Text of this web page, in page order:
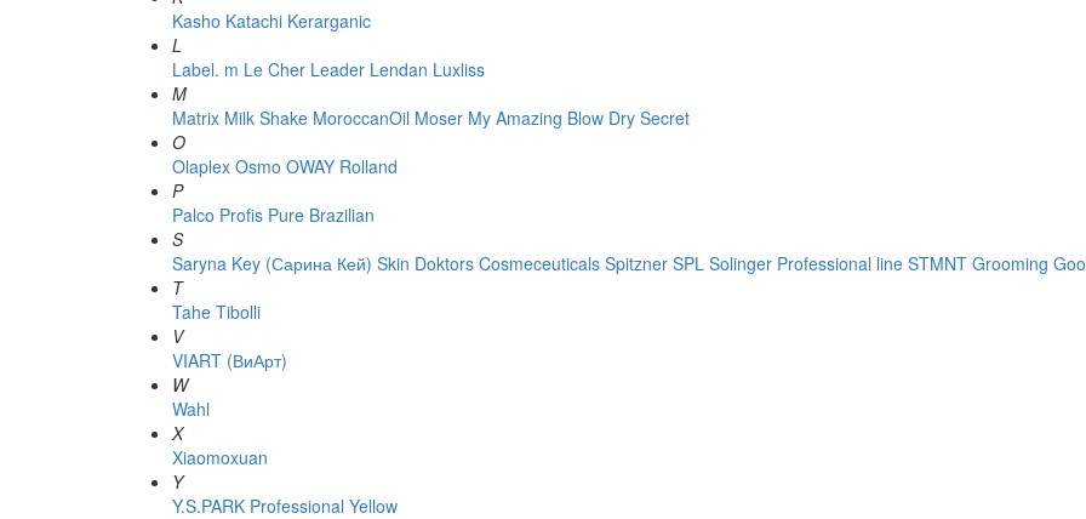
Kasho Katachi Kerarganic
L
Label. m Le Cher Leader Lendan Luxliss
M
Matrix Milk Shake MoroccanOil Moser My Amazing Blow Dry Secret
O
Olaplex Osmo OWAY Rolland
P
Palco Profis Pure Brazilian
S
Saryna Key (Сарина Кей) Skin Doktors Cosmeceuticals Spitzner SPL Solinger Professional line STMNT Grooming
T
Tahe Tibolli
V
VIART (ВиАрт)
W
Wahl
X
Xiaomoxuan
Y
Y.S.PARK Professional Yellow